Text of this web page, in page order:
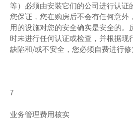
等）必须由安装它们的公司进行认证
您保证，您在购房后不会有任何意外
用的设施对您的安全确实是安全的。
时未进行任何认证或检查，并根据现
缺陷和/或不安全，您必须自费进行修
7
业务管理费用核实